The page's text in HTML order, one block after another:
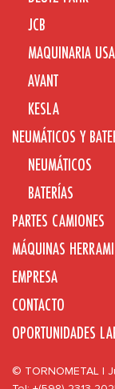
JCB
MAQUINARIA
AVANT
KESLA
NEUMÁTICOS Y
NEUMÁTICOS
BATERÍAS
PARTES CAMIONES
MÁQUINAS
EMPRESA
CONTACTO
OPORTUNIDADES
© TORNOMETAL |